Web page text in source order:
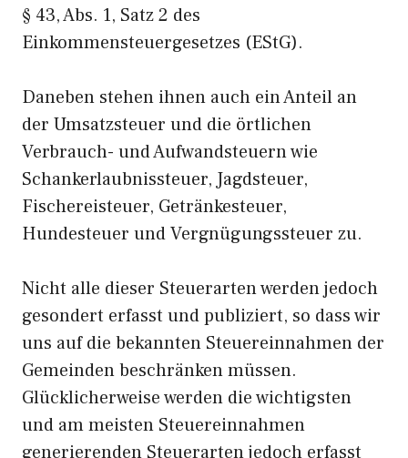
§ 43, Abs. 1, Satz 2 des
Einkommensteuergesetzes (EStG).
Daneben stehen ihnen auch ein Anteil an
der Umsatzsteuer und die örtlichen
Verbrauch- und Aufwandsteuern wie
Schankerlaubnissteuer, Jagdsteuer,
Fischereisteuer, Getränkesteuer,
Hundesteuer und Vergnügungssteuer zu.
Nicht alle dieser Steuerarten werden jedoch
gesondert erfasst und publiziert, so dass wir
uns auf die bekannten Steuereinnahmen der
Gemeinden beschränken müssen.
Glücklicherweise werden die wichtigsten
und am meisten Steuereinnahmen
generierenden Steuerarten jedoch erfasst